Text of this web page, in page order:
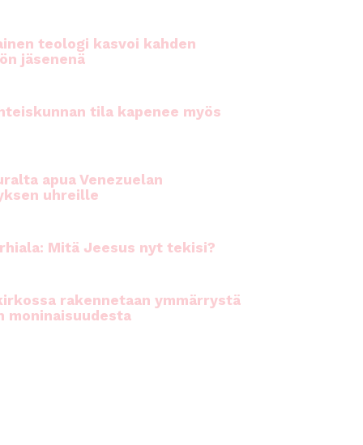
teologi kasvoi kahden
jäsenenä
tila kapenee myös
apua Venezuelan
uhreille
Mitä Jeesus nyt tekisi?
rakennetaan ymmärrystä
moninaisuudesta